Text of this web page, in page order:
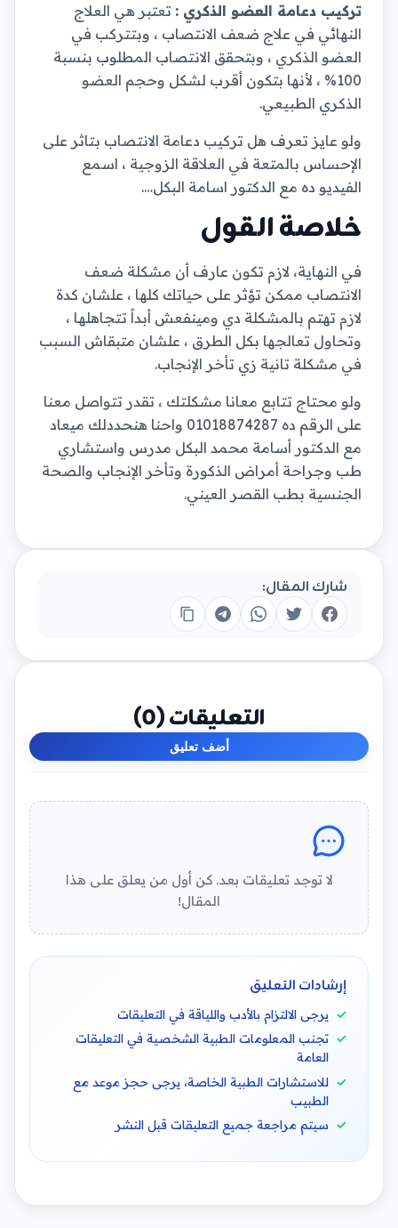
تركيب دعامة العضو الذكري : تعتبر هي العلاج
النهائي في علاج ضعف الانتصاب ، وبتتركب في
العضو الذكري ، وبتحقق الانتصاب المطلوب بنسبة
100% ، لأنها بتكون أقرب لشكل وحجم العضو
الذكري الطبيعي.
ولو عايز تعرف هل تركيب دعامة الانتصاب بتاثر على
الإحساس بالمتعة في العلاقة الزوجية ، اسمع
الفيديو ده مع الدكتور اسامة البكل….
خلاصة القول
في النهاية، لازم تكون عارف أن مشكلة ضعف
الانتصاب ممكن تؤثر على حياتك كلها ، علشان كدة
لازم تهتم بالمشكلة دي ومينفعش أبداً تتجاهلها ،
وتحاول تعالجها بكل الطرق ، علشان متبقاش السبب
في مشكلة تانية زي تأخر الإنجاب.
ولو محتاج تتابع معانا مشكلتك ، تقدر تتواصل معنا
على الرقم ده 01018874287 واحنا هنحددلك ميعاد
مع الدكتور أسامة محمد البكل مدرس واستشاري
طب وجراحة أمراض الذكورة وتأخر الإنجاب والصحة
الجنسية بطب القصر العيني.
شارك المقال:
التعليقات (0
)
أضف تعليق
لا توجد تعليقات بعد. كن أول من يعلق على هذا
المقال!
إرشادات التعليق
يرجى الالتزام بالأدب واللياقة في التعليقات
تجنب المعلومات الطبية الشخصية في التعليقات
العامة
للاستشارات الطبية الخاصة، يرجى حجز موعد مع
الطبيب
سيتم مراجعة جميع التعليقات قبل النشر